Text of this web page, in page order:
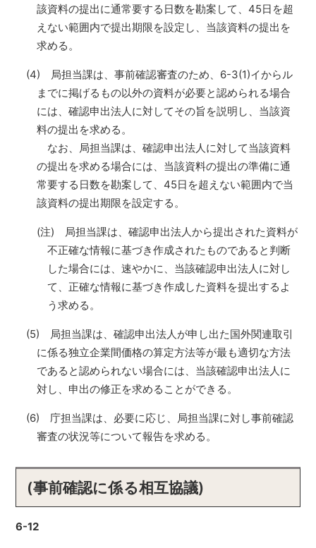
該資料の提出に通常要する日数を勘案して、45日を超
えない範囲内で提出期限を設定し、当該資料の提出を
求める。
(4) 局担当課は、事前確認審査のため、6-3(1)イからル
までに掲げるもの以外の資料が必要と認められる場合
には、確認申出法人に対してその旨を説明し、当該資
料の提出を求める。
なお、局担当課は、確認申出法人に対して当該資料
の提出を求める場合には、当該資料の提出の準備に通
常要する日数を勘案して、45日を超えない範囲内で当
該資料の提出期限を設定する。
(注) 局担当課は、確認申出法人から提出された資料が
不正確な情報に基づき作成されたものであると判断
した場合には、速やかに、当該確認申出法人に対し
て、正確な情報に基づき作成した資料を提出するよ
う求める。
(5) 局担当課は、確認申出法人が申し出た国外関連取引
に係る独立企業間価格の算定方法等が最も適切な方法
であると認められない場合には、当該確認申出法人に
対し、申出の修正を求めることができる。
(6) 庁担当課は、必要に応じ、局担当課に対し事前確認
審査の状況等について報告を求める。
(事前確認に係る相互協議)
6-12